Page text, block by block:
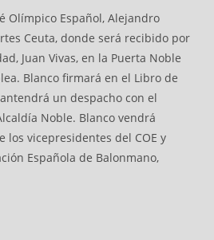
Olímpico Español, Alejandro
Ceuta, donde será recibido por
Juan Vivas, en la Puerta Noble
Blanco firmará en el Libro de
un despacho con el
Noble. Blanco vendrá
los vicepresidentes del COE y
Española de Balonmano,